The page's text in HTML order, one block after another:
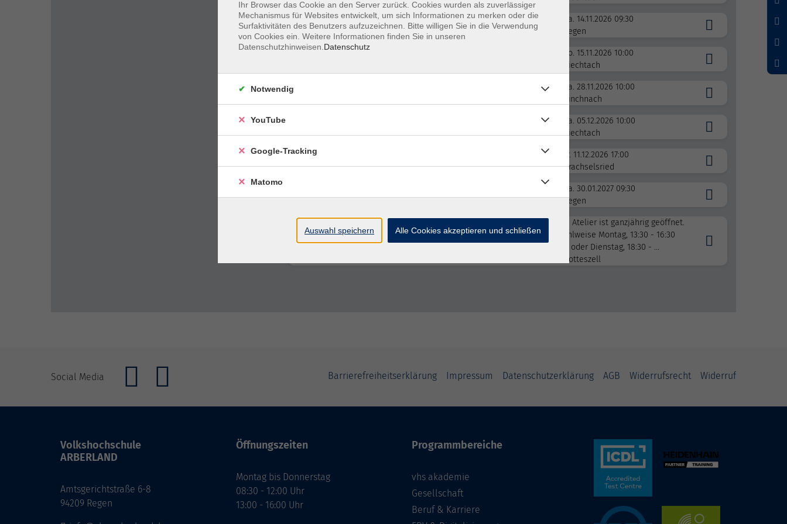
Pouring mit Acrylfarben für Einsteiger
Ungewöhnliche Techniken – faszinierende Ergebnisse
Sa. 14.11.2026 09:30
Regen
Zweites Leben für Bücher: Buchschnitt-Malerei
So. 15.11.2026 10:00
Viechtach
Sa. 28.11.2026 10:00
Rinchnach
Kartenzauber zur Weihnachtszeit
Sa. 05.12.2026 10:00
Viechtach
Zweites Leben für Bücher: Buchschnitt-Malerei
für Anfänger
Fr. 11.12.2026 17:00
Drachselsried
Sa. 30.01.2027 09:30
Regen
Klassische Malerei in Ölfarbe
Das Atelier ist ganzjährig geöffnet.
Wahlweise Montag, 13:30 - 16:30
Uhr oder Dienstag, 18:30 - ...
Gotteszell
Social Media Barrierefreiheitserklärung Impressum Datenschutzerklärung AGB Widerrufsrecht Widerruf
Volkshochschule
ARBERLAND
Amtsgerichtstraße 6-8
94209 Regen
Öffnungszeiten
Montag bis Donnerstag
08:30 - 12:00 Uhr
13:00 - 16:00 Uhr
Programmbereiche
vhs akademie
Gesellschaft
Beruf & Karriere
Ihr Browser das Cookie an den Server zurück. Cookies wurden als zuverlässiger
Mechanismus für Websites entwickelt, um sich Informationen zu merken oder die
Surfaktivitäten des Benutzers aufzuzeichnen. Bitte willigen Sie in die Verwendung
von Cookies ein. Weitere Informationen finden Sie in unseren
Datenschutzhinweisen. Datenschutz
Notwendig
YouTube
Google-Tracking
Matomo
Auswahl speichern Alle Cookies akzeptieren und schließen